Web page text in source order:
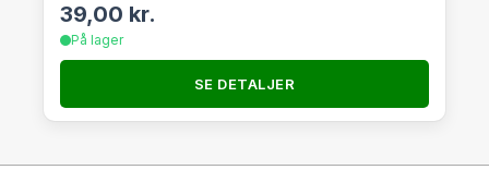
39,00 kr.
På lager
SE DETALJER